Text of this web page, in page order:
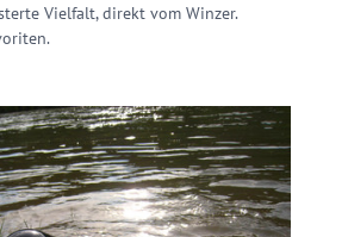
Vielfalt, direkt vom Winzer.